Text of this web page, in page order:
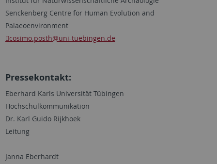
Senckenberg Centre for Human Evolution and
Palaeoenvironment
cosimo.posth@uni-tuebingen.de
Pressekontakt:
Eberhard Karls Universität Tübingen
Hochschulkommunikation
Dr. Karl Guido Rijkhoek
Leitung
Janna Eberhardt